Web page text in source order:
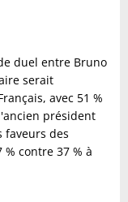
duel entre Bruno
serait
avec 51 %
président
faveurs des
contre 37 % à